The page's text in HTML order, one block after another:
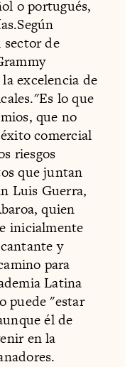
o portugués,
sector de
excelencia de
lo que
que no
comercial
riesgos
que juntan
Luis Guerra,
quien
inicialmente
y
para
Latina
puede "estar
él de
en la